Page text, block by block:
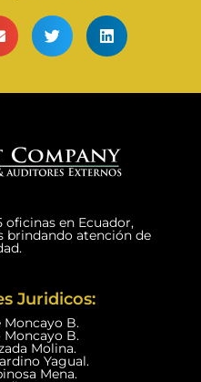
en Ecuador,
brindando atención de
Juridicos:
Moncayo B.
Moncayo B.
Molina.
Yagual.
Mena.